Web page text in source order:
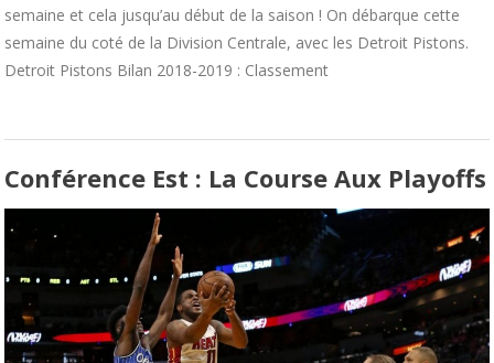
semaine et cela jusqu’au début de la saison ! On débarque cette
semaine du coté de la Division Centrale, avec les Detroit Pistons.
Detroit Pistons Bilan 2018-2019 : Classement
Conférence Est : La Course Aux Playoffs